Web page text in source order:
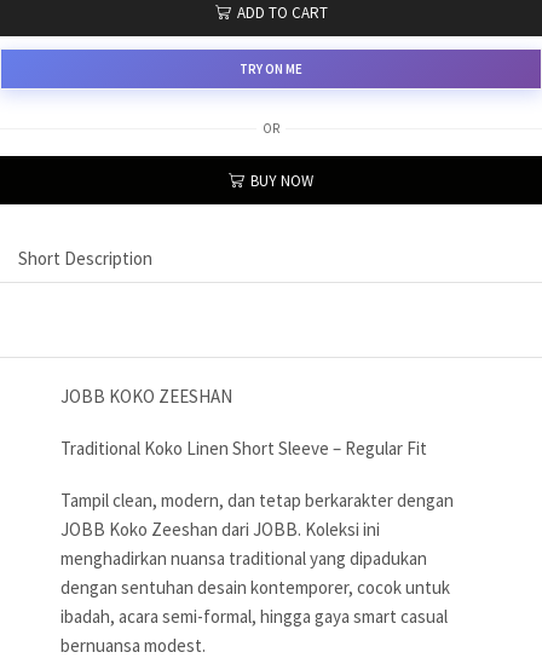
ADD TO CART
TRY ON ME
OR
BUY NOW
Short Description
JOBB KOKO ZEESHAN
Traditional Koko Linen Short Sleeve – Regular Fit
Tampil clean, modern, dan tetap berkarakter dengan
JOBB Koko Zeeshan dari JOBB. Koleksi ini
menghadirkan nuansa traditional yang dipadukan
dengan sentuhan desain kontemporer, cocok untuk
ibadah, acara semi-formal, hingga gaya smart casual
bernuansa modest.